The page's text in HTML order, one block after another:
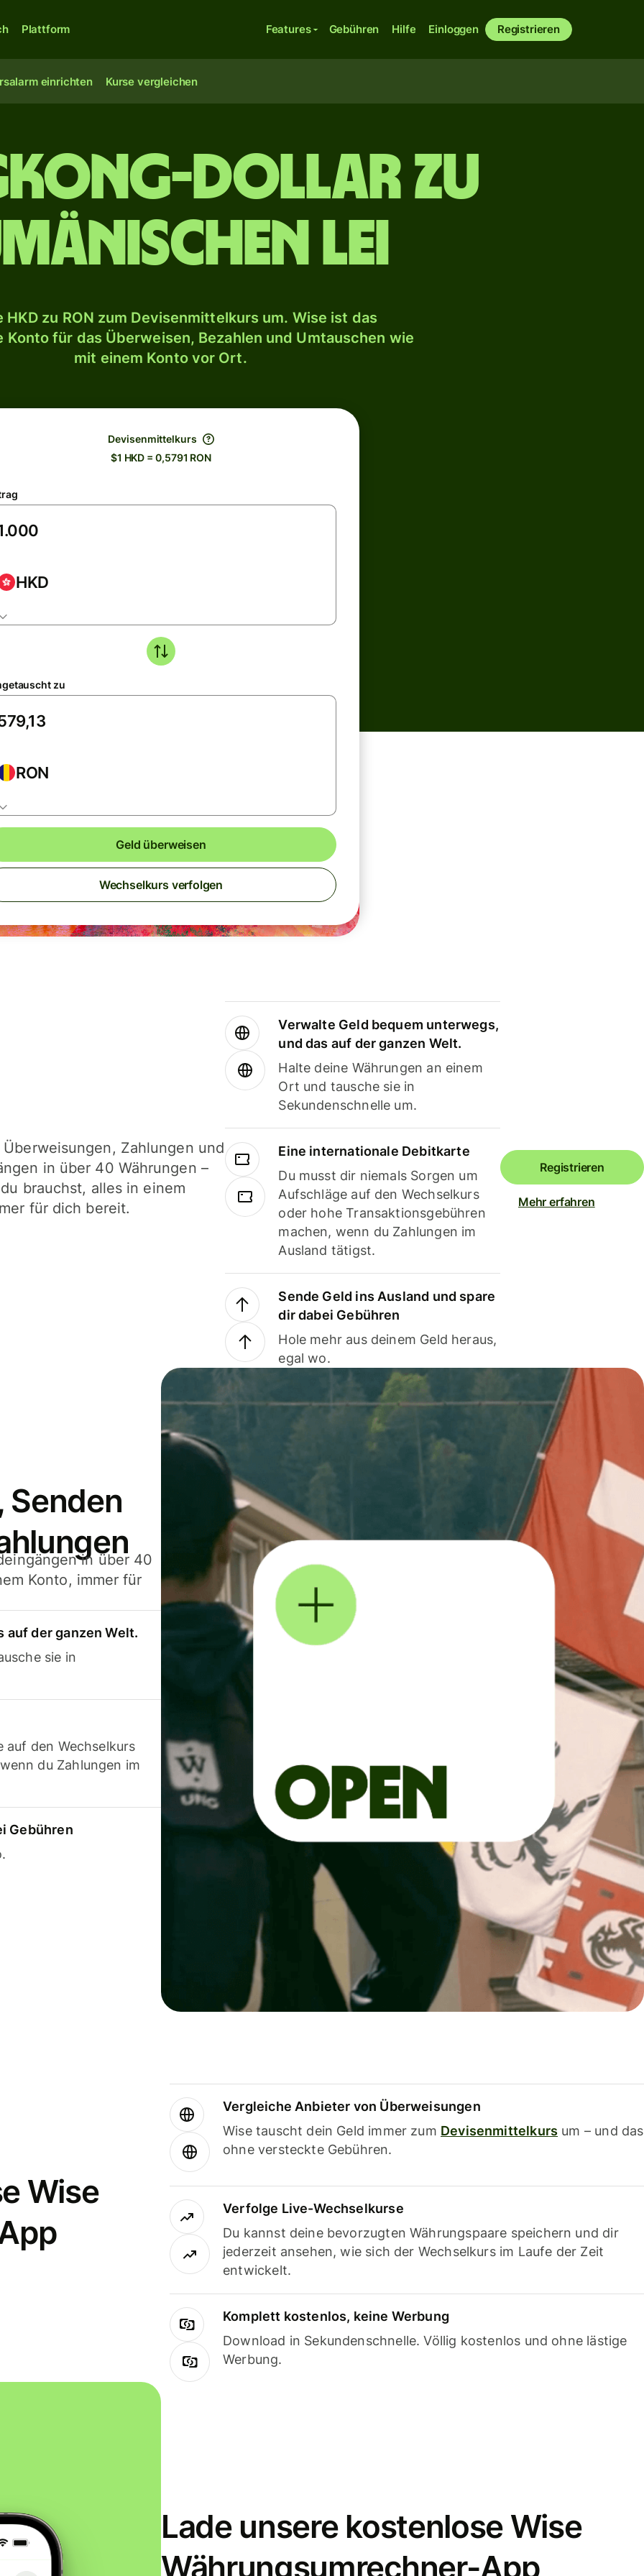
Plattform Features Gebühren Hilfe Einloggen Registrieren
einrichten Kurse vergleichen
Dollar zu
Lei
HKD zu RON zum Devisenmittelkurs um. Wise ist das
Konto für das Überweisen, Bezahlen und Umtauschen wie
mit einem Konto vor Ort.
Devisenmittelkurs
$1 HKD = 0,5791 RON
HKD
zu
RON
Geld überweisen
Wechselkurs verfolgen
Zahlungen und
in über 40 Währungen –
brauchst, alles in einem
für dich bereit.
Verwalte Geld bequem unterwegs,
und das auf der ganzen Welt.
Halte deine Währungen an einem
Ort und tausche sie in
Sekundenschnelle um.
Eine internationale Debitkarte
Du musst dir niemals Sorgen um
Aufschläge auf den Wechselkurs
oder hohe Transaktionsgebühren
machen, wenn du Zahlungen im
Ausland tätigst.
Sende Geld ins Ausland und spare
dir dabei Gebühren
Hole mehr aus deinem Geld heraus,
egal wo.
Registrieren
Mehr erfahren
Senden
in über 40
Konto, immer für
auf der ganzen Welt.
sie in
auf den Wechselkurs
du Zahlungen im
Gebühren
Wise
Vergleiche Anbieter von Überweisungen
Wise tauscht dein Geld immer zum Devisenmittelkurs um – und das
ohne versteckte Gebühren.
Verfolge Live-Wechselkurse
Du kannst deine bevorzugten Währungspaare speichern und dir
jederzeit ansehen, wie sich der Wechselkurs im Laufe der Zeit
entwickelt.
Komplett kostenlos, keine Werbung
Download in Sekundenschnelle. Völlig kostenlos und ohne lästige
Werbung.
Lade unsere kostenlose Wise
Währungsumrechner-App